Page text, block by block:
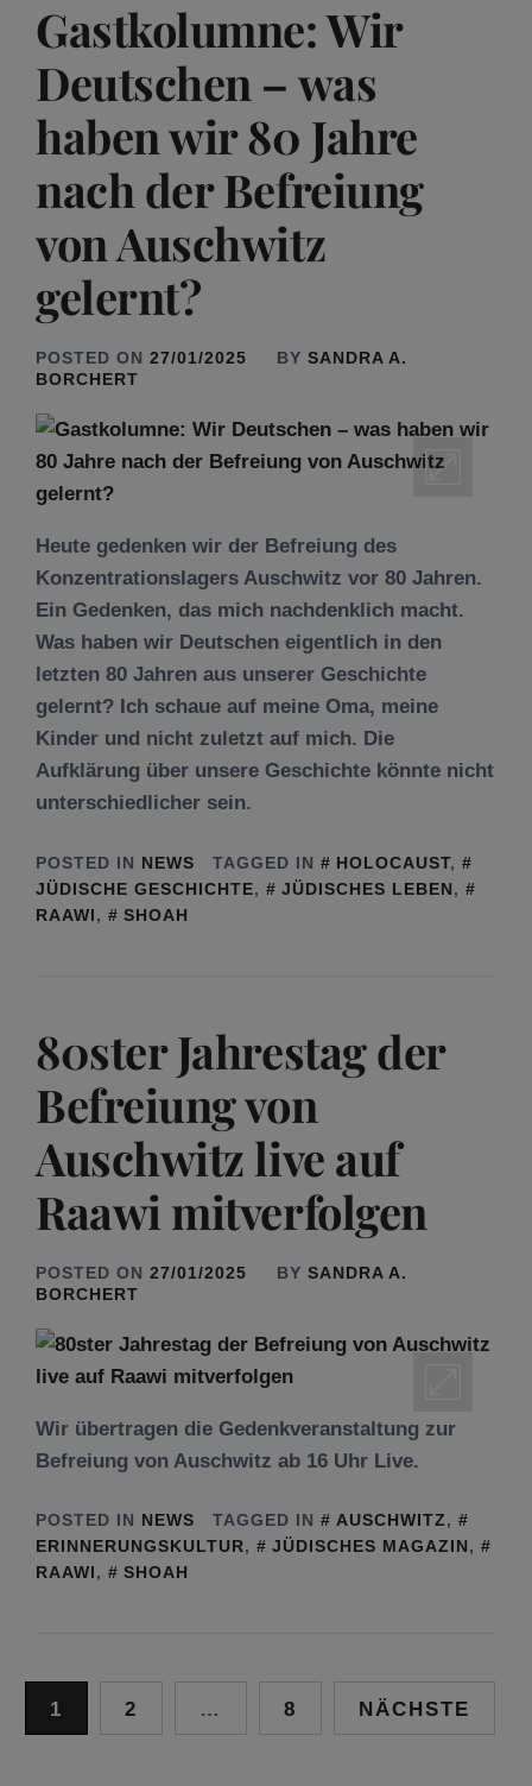
Gastkolumne: Wir
Deutschen – was
haben wir 80 Jahre
nach der Befreiung
von Auschwitz
gelernt?
POSTED ON 27/01/2025 BY SANDRA A.
BORCHERT
Heute gedenken wir der Befreiung des
Konzentrationslagers Auschwitz vor 80 Jahren.
Ein Gedenken, das mich nachdenklich macht.
Was haben wir Deutschen eigentlich in den
letzten 80 Jahren aus unserer Geschichte
gelernt? Ich schaue auf meine Oma, meine
Kinder und nicht zuletzt auf mich. Die
Aufklärung über unsere Geschichte könnte nicht
unterschiedlicher sein.
POSTED IN NEWS TAGGED IN HOLOCAUST,
JÜDISCHE GESCHICHTE, JÜDISCHES LEBEN,
RAAWI, SHOAH
80ster Jahrestag der
Befreiung von
Auschwitz live auf
Raawi mitverfolgen
POSTED ON 27/01/2025 BY SANDRA A.
BORCHERT
Wir übertragen die Gedenkveranstaltung zur
Befreiung von Auschwitz ab 16 Uhr Live.
POSTED IN NEWS TAGGED IN AUSCHWITZ,
ERINNERUNGSKULTUR, JÜDISCHES MAGAZIN,
RAAWI, SHOAH
Seitennummerierung
1 2 … 8 NÄCHSTE